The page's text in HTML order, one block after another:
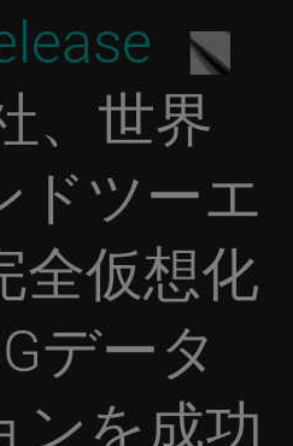
、世界
ドツーエ
全仮想化
データ
ンを成功